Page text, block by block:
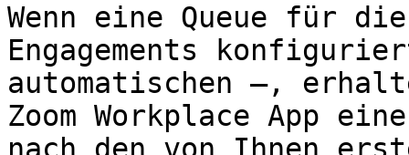
Wenn eine Queue für
Engagements
automatischen –,
Zoom Workplace App